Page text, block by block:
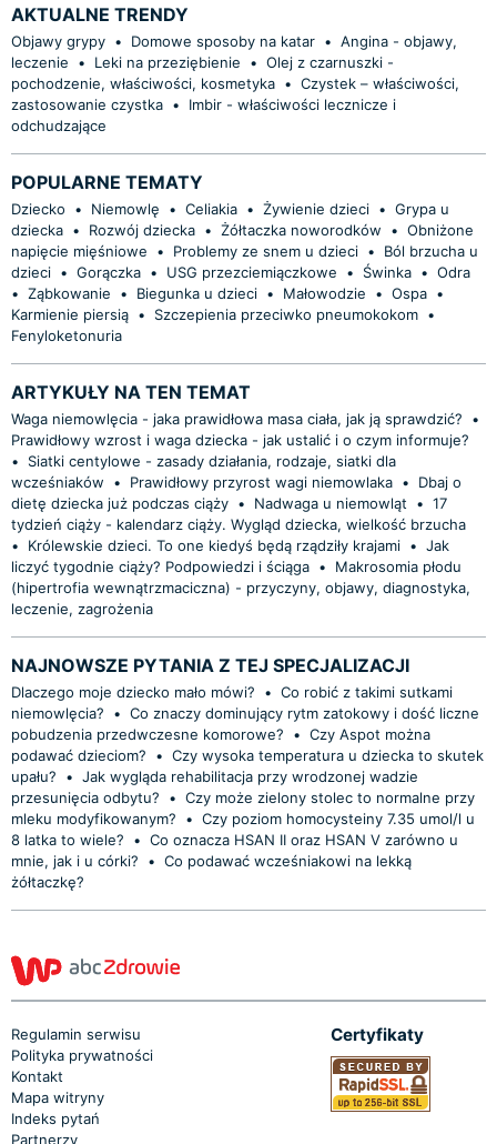
AKTUALNE TRENDY
Objawy grypy • Domowe sposoby na katar • Angina - objawy,
leczenie
• Leki na przeziębienie • Olej z czarnuszki -
pochodzenie, właściwości, kosmetyka • Czystek – właściwości,
zastosowanie czystka •
Imbir - właściwości lecznicze i
odchudzające
POPULARNE TEMATY
Dziecko • Niemowlę • Celiakia • Żywienie dzieci • Grypa u
dziecka • Rozwój dziecka • Żółtaczka noworodków • Obniżone
napięcie mięśniowe
• Problemy ze snem u dzieci •
Ból brzucha u
dzieci • Gorączka • USG przezciemiączkowe • Świnka • Odra
• Ząbkowanie • Biegunka u dzieci • Małowodzie • Ospa •
Karmienie piersią • Szczepienia przeciwko pneumokokom •
Fenyloketonuria
ARTYKUŁY NA TEN TEMAT
Waga niemowlęcia - jaka prawidłowa masa ciała, jak ją sprawdzić?
•
Prawidłowy wzrost i waga dziecka - jak ustalić i o czym informuje?
•
Siatki centylowe - zasady działania, rodzaje, siatki dla
wcześniaków
• Prawidłowy przyrost wagi niemowlaka •
Dbaj o
dietę dziecka już podczas ciąży • Nadwaga u niemowląt • 17
tydzień ciąży - kalendarz ciąży. Wygląd dziecka, wielkość brzucha
•
Królewskie dzieci. To one kiedyś będą rządziły krajami • Jak
liczyć tygodnie ciąży? Podpowiedzi i ściąga •
Makrosomia płodu
(hipertrofia wewnątrzmaciczna) - przyczyny, objawy, diagnostyka,
leczenie, zagrożenia
NAJNOWSZE PYTANIA Z TEJ SPECJALIZACJI
Dlaczego moje dziecko mało mówi? • Co robić z takimi sutkami
niemowlęcia?
• Co znaczy dominujący rytm zatokowy i dość liczne
pobudzenia przedwczesne komorowe?
• Czy Aspot można
podawać dzieciom?
• Czy wysoka temperatura u dziecka to skutek
upału?
• Jak wygląda rehabilitacja przy wrodzonej wadzie
przesunięcia odbytu?
• Czy może zielony stolec to normalne przy
mleku modyfikowanym?
• Czy poziom homocysteiny 7.35 umol/l u
8 latka to wiele?
• Co oznacza HSAN II oraz HSAN V zarówno u
mnie, jak i u córki?
• Co podawać wcześniakowi na lekką
żółtaczkę?
Regulamin serwisu
Polityka prywatności
Kontakt
Mapa witryny
Indeks pytań
Partnerzy
Certyfikaty